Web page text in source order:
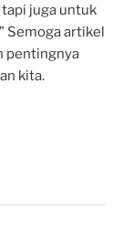
juga untuk
Semoga artikel
pentingnya
kita.